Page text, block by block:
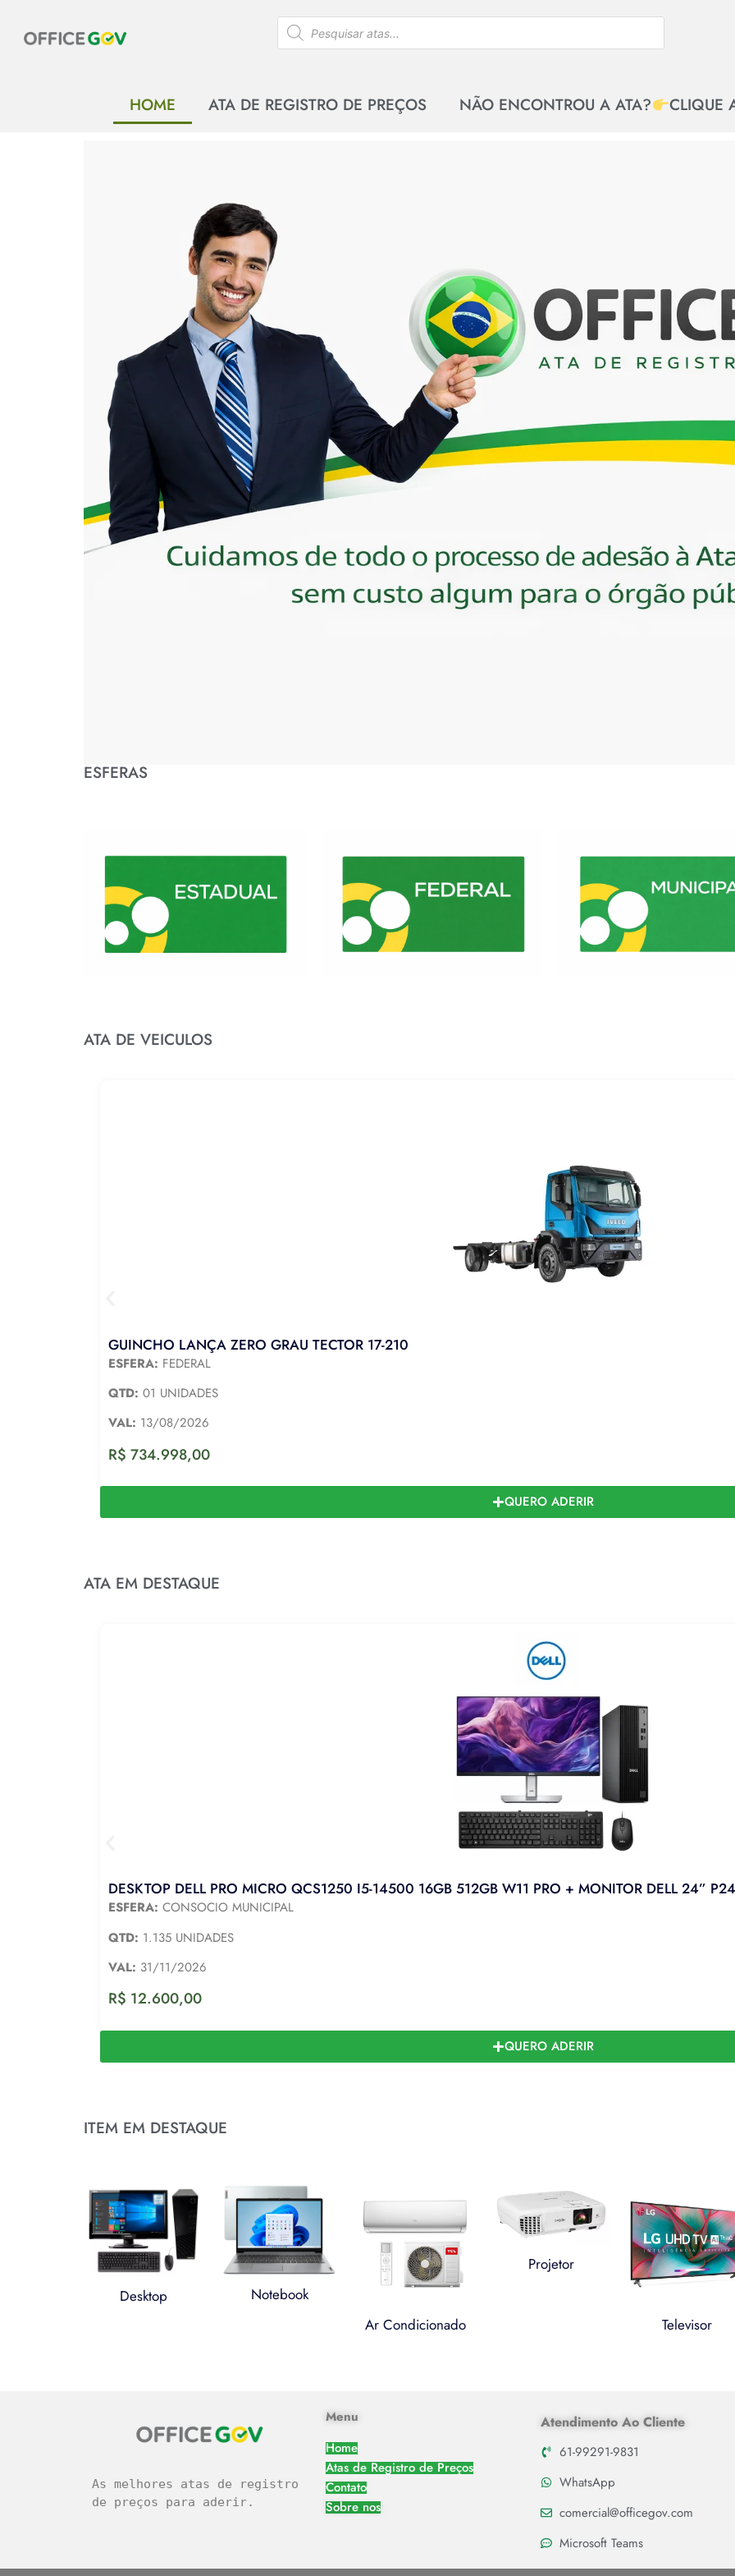
HOME ATA DE REGISTRO DE PREÇOS NÃO ENCONTROU A ATA? CLIQUE
ESFERAS
ATA DE VEICULOS
GUINCHO LANÇA ZERO GRAU TECTOR 17-210
ESFERA: FEDERAL
QTD: 01 UNIDADES
VAL: 13/08/2026
R$ 734.998,00
QUERO ADERIR
ATA EM DESTAQUE
DESKTOP DELL PRO MICRO QCS1250 I5-14500 16GB 512GB W11 PRO + MONITOR DELL 24”
ESFERA: CONSOCIO MUNICIPAL
QTD: 1.135 UNIDADES
VAL: 31/11/2026
R$ 12.600,00
QUERO ADERIR
ITEM EM DESTAQUE
Desktop
Notebook
Ar Condicionado
Projetor
Televisor
As melhores atas de registro
de preços para aderir.
Menu
Home
Atas de Registro de Preços
Contato
Sobre nos
Atendimento Ao Cliente
61-99291-9831
WhatsApp
comercial@officegov.com
Microsoft Teams